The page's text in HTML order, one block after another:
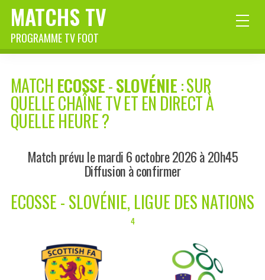
MATCHS TV
PROGRAMME TV FOOT
MATCH ECOSSE-SLOVÉNIE: SUR
QUELLE CHAÎNE TV ET EN DIRECT À
QUELLE HEURE ?
Match prévu le mardi 6 octobre 2026 à 20h45
Diffusion à confirmer
ECOSSE - SLOVÉNIE, LIGUE DES NATIONS
4